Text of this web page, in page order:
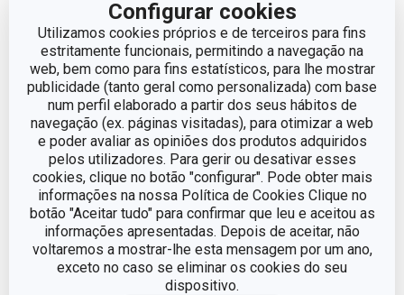
Configurar cookies
Utilizamos cookies próprios e de terceiros para fins
estritamente funcionais, permitindo a navegação na
web, bem como para fins estatísticos, para lhe mostrar
publicidade (tanto geral como personalizada) com base
num perfil elaborado a partir dos seus hábitos de
navegação (ex. páginas visitadas), para otimizar a web
e poder avaliar as opiniões dos produtos adquiridos
pelos utilizadores. Para gerir ou desativar esses
cookies, clique no botão "configurar". Pode obter mais
informações na nossa Política de Cookies Clique no
botão "Aceitar tudo" para confirmar que leu e aceitou as
informações apresentadas. Depois de aceitar, não
voltaremos a mostrar-lhe esta mensagem por um ano,
exceto no caso se eliminar os cookies do seu
dispositivo.
MÁQUINA DE LAVAR
LOUÇA
Sim
EAN 8595028425734
GARANTIA (EM ANOS) 3
Pacote
PEÇAS DO CONJUNTO 6